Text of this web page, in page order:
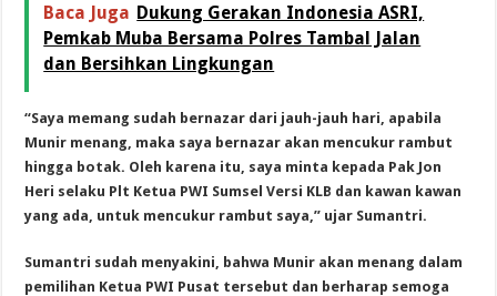
Baca Juga Dukung Gerakan Indonesia ASRI,
Pemkab Muba Bersama Polres Tambal Jalan
dan Bersihkan Lingkungan
“Saya memang sudah bernazar dari jauh-jauh hari, apabila
Munir menang, maka saya bernazar akan mencukur rambut
hingga botak. Oleh karena itu, saya minta kepada Pak Jon
Heri selaku Plt Ketua PWI Sumsel Versi KLB dan kawan kawan
yang ada, untuk mencukur rambut saya,” ujar Sumantri.
Sumantri sudah menyakini, bahwa Munir akan menang dalam
pemilihan Ketua PWI Pusat tersebut dan berharap semoga